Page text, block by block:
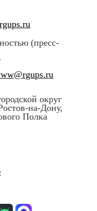
(пресс-
округ
на-Дону,
Полка